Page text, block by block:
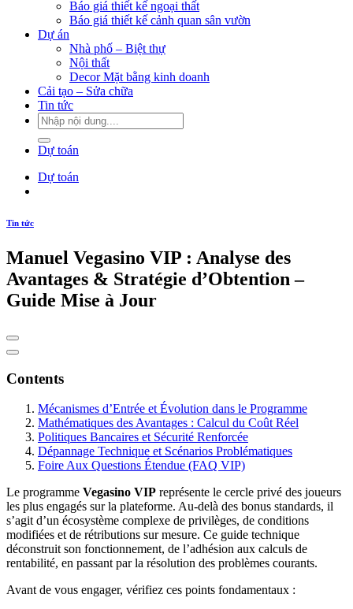
Báo giá thiết kế ngoại thất
Báo giá thiết kế cảnh quan sân vườn
Dự án
Nhà phố – Biệt thự
Nội thất
Decor Mặt bằng kinh doanh
Cải tạo – Sửa chữa
Tin tức
Dự toán
Dự toán
Tin tức
Manuel Vegasino VIP : Analyse des
Avantages & Stratégie d’Obtention –
Guide Mise à Jour
Contents
Mécanismes d’Entrée et Évolution dans le Programme
Mathématiques des Avantages : Calcul du Coût Réel
Politiques Bancaires et Sécurité Renforcée
Dépannage Technique et Scénarios Problématiques
Foire Aux Questions Étendue (FAQ VIP)
Le programme Vegasino VIP représente le cercle privé des joueurs
les plus engagés sur la plateforme. Au-delà des bonus standards, il
s’agit d’un écosystème complexe de privilèges, de conditions
modifiées et de rétributions sur mesure. Ce guide technique
déconstruit son fonctionnement, de l’adhésion aux calculs de
rentabilité, en passant par la résolution des problèmes courants.
Avant de vous engager, vérifiez ces points fondamentaux :